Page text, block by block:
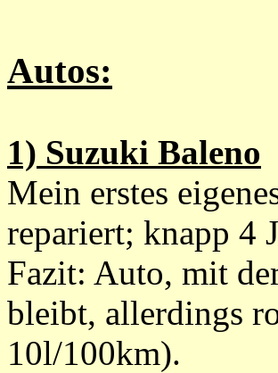
Autos:
1) Suzuki Baleno
Mein erstes
repariert; knapp 4
Fazit: Auto, mit
bleibt, allerdings
10l/100km).